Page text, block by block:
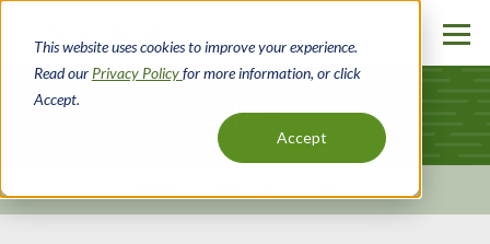
This website uses cookies to improve your experience.
Read our Privacy Policyfor more information, or click
Accept.
Accept
contenido
principal
Blog